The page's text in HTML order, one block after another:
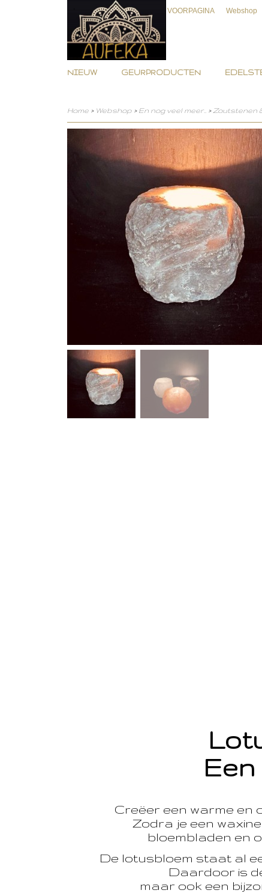
VOORPAGINA Webshop
NIEUW GEURPRODUCTEN
Home > Webshop > En nog veel meer.. > Zoutstenen
Creëer een warme en
Zodra je een
bloembladen en
De lotusbloem staat al
Daardoor is
maar ook een